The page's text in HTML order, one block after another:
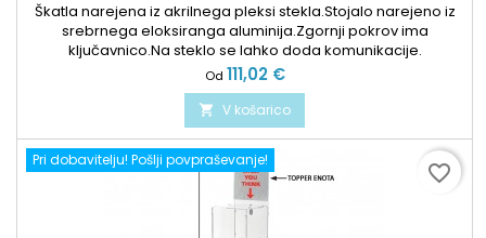
Škatla narejena iz akrilnega pleksi stekla.Stojalo narejeno iz
srebrnega eloksiranga aluminija.Zgornji pokrov ima
ključavnico.Na steklo se lahko doda komunikacije.
Od Cena
111,02 €
 V košarico
Pri dobavitelju! Pošlji povpraševanje!
favorite_border